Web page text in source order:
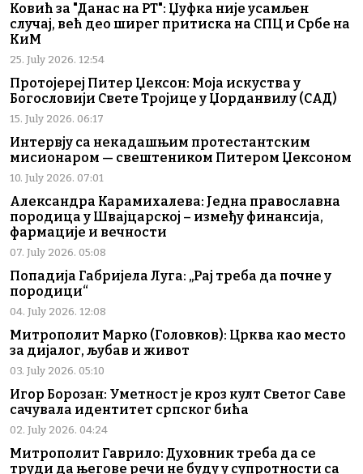
Ковић за "Данас на РТ": Џуфка није усамљен
случај, већ део ширег притиска на СПЦ и Србе на
КиМ
25. July 2026. 12:54
Протојереј Питер Џексон: Моја искуства у
Богословији Свете Тројице у Џорданвилу (САД)
15. July 2026. 06:17
Интервју са некадашњим протестантским
мисионаром — свештеником Питером Џексоном
10. July 2026. 07:01
Александра Карамихалева: Једна православна
породица у Швајцарској – између финансија,
фармације и вечности
07. July 2026. 05:08
Попадија Габријела Луга: „Рај треба да почне у
породици“
04. July 2026. 12:08
Митрополит Марко (Головков): Црква као место
за дијалог, љубав и живот
03. July 2026. 05:10
Игор Борозан: Уметност је кроз култ Светог Саве
сачувала идентитет српског бића
02. July 2026. 04:24
Митрополит Гаврило: Духовник треба да се
труди да његове речи не буду у супротности са